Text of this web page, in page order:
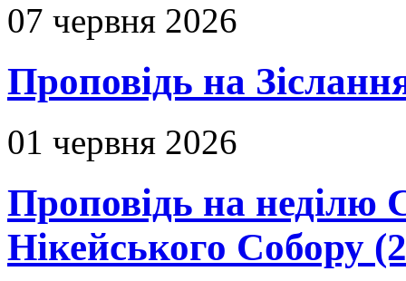
07 червня 2026
Проповідь на
01 червня 2026
Проповідь на неділю
Нікейського Собору